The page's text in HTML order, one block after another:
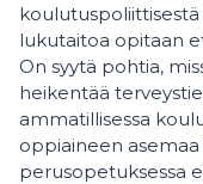
koulutuspoliittisestä
lukutaitoa opitaan
On syytä pohtia,
heikentää
ammatillisessa
oppiaineen asemaa
perusopetuksessa